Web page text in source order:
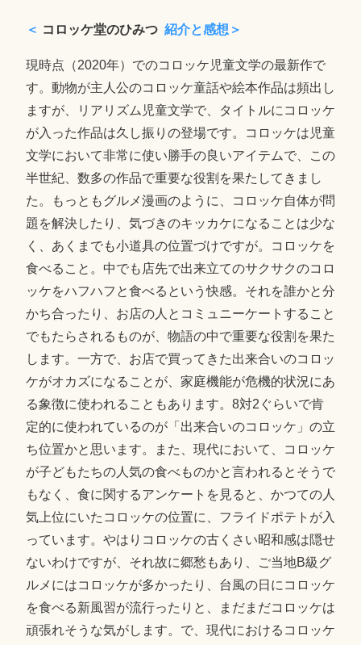
＜ コロッケ堂のひみつ紹介と感想＞
現時点（2020年）でのコロッケ児童文学の最新作で
す。動物が主人公のコロッケ童話や絵本作品は頻出し
ますが、リアリズム児童文学で、タイトルにコロッケ
が入った作品は久し振りの登場です。コロッケは児童
文学において非常に使い勝手の良いアイテムで、この
半世紀、数多の作品で重要な役割を果たしてきまし
た。もっともグルメ漫画のように、コロッケ自体が問
題を解決したり、気づきのキッカケになることは少な
く、あくまでも小道具の位置づけですが。コロッケを
食べること。中でも店先で出来立てのサクサクのコロ
ッケをハフハフと食べるという快感。それを誰かと分
かち合ったり、お店の人とコミュニーケートすること
でもたらされるものが、物語の中で重要な役割を果た
します。一方で、お店で買ってきた出来合いのコロッ
ケがオカズになることが、家庭機能が危機的状況にあ
る象徴に使われることもあります。8対2ぐらいで肯
定的に使われているのが「出来合いのコロッケ」の立
ち位置かと思います。また、現代において、コロッケ
が子どもたちの人気の食べものかと言われるとそうで
もなく、食に関するアンケートを見ると、かつての人
気上位にいたコロッケの位置に、フライドポテトが入
っています。やはりコロッケの古くさい昭和感は隠せ
ないわけですが、それ故に郷愁もあり、ご当地B級グ
ルメにはコロッケが多かったり、台風の日にコロッケ
を食べる新風習が流行ったりと、まだまだコロッケは
頑張れそうな気がします。で、現代におけるコロッケ